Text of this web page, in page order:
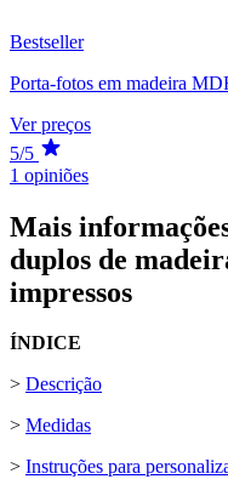
Bestseller
Porta-fotos em madeira
Ver preços
5/5
1 opiniões
Mais
duplos de
impressos
ÍNDICE
> Descrição
> Medidas
> Instruções para